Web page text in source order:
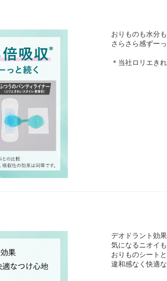
おりものも水分
さらさら感ずーっ
＊当社ロリエき
デオドラント効
気になるニオイ
おりものシート
違和感なく快適な